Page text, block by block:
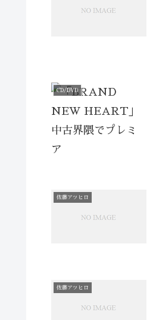
CD/DVD
佐藤アツヒロ
佐藤アツヒロ